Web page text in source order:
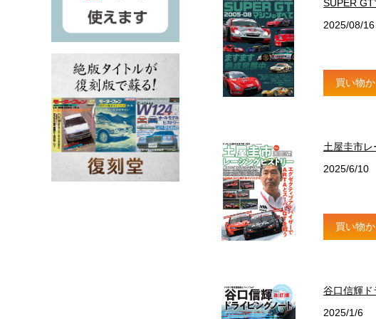
SUPER
2025/08/16
買い物
土屋圭市
2025/6/10
買い物
谷口信輝
2025/1/6